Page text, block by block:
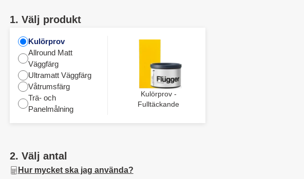
1. Välj produkt
Kulörprov
Allround Matt
Väggfärg
Ultramatt Väggfärg
Våtrumsfärg
Trä- och
Panelmålning
Kulörprov -
Fulltäckande
2. Välj antal
Hur mycket ska jag använda?